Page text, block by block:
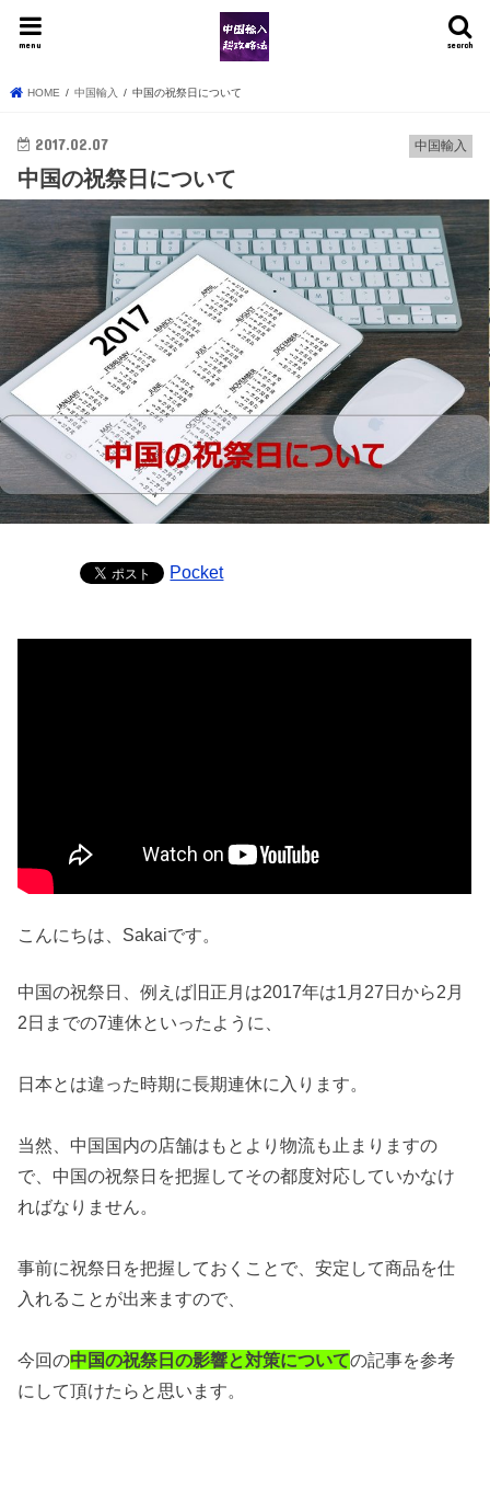
search
menu
HOME 中国輸入 中国の祝祭日について
中国輸入
2017.02.07
中国の祝祭日について
Pocket
こんにちは、Sakaiです。
中国の祝祭日、例えば旧正月は2017年は1月27日から2月
2日までの7連休といったように、
日本とは違った時期に長期連休に入ります。
当然、中国国内の店舗はもとより物流も止まりますの
で、中国の祝祭日を把握してその都度対応していかなけ
ればなりません。
事前に祝祭日を把握しておくことで、安定して商品を仕
入れることが出来ますので、
今回の中国の祝祭日の影響と対策についての記事を参考
にして頂けたらと思います。